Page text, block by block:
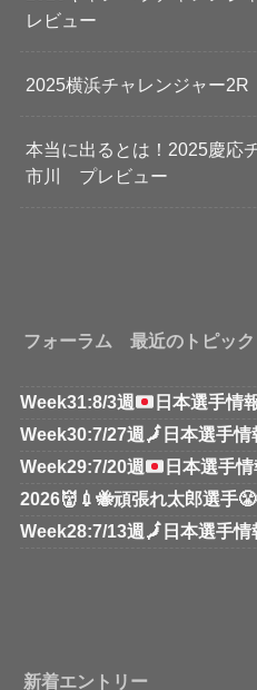
レビュー
2025横浜チャレンジャー
本当に出るとは！2025慶応
市川 プレビュー
フォーラム 最近のトピック
Week31:8/3週 日本選手情
Week30:7/27週 🗾 日本選手情
Week29:7/20週
日本選手情
2026👹💉🐝頑張れ太郎選手
Week28:7/13週 🗾 日本選手情
新着エントリー